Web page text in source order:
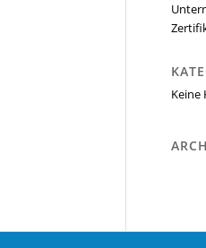
Keine